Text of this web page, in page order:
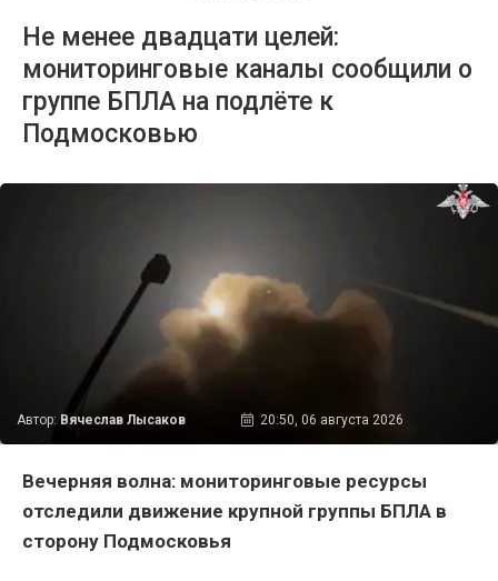
Не менее двадцати целей:
мониторинговые каналы сообщили о
группе БПЛА на подлёте к
Подмосковью
Автор: Вячеслав Лысаков 20:50, 06 августа 2026
Вечерняя волна: мониторинговые ресурсы
отследили движение крупной группы БПЛА в
сторону Подмосковья